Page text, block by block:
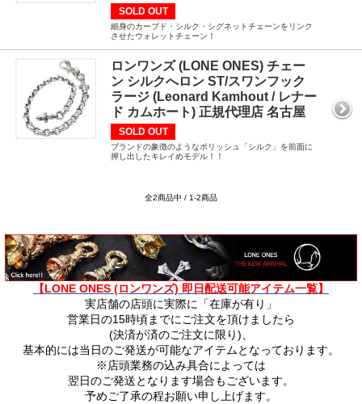
SOLD OUT
細身のカーブド・シルク・シグネットチェーンをリンク
させたウォレットチェーン！
ロンワンズ (LONE ONES) チェー
ン シルクへロン ST/スワンフック
ラージ (Leonard Kamhout / レナー
ド カムホート) 正規代理店 名古屋
SOLD OUT
ブランドの象徴のようなポリッシュ「シルク」を前面に
押し出したキレイめモデル！！
全2商品中 / 1-2商品
【LONE ONES (ロンワンズ) 即日配送可能アイテム一覧】
実店舗の店頭に実際に「在庫が有り」
営業日の15時頃までにご注文を頂けましたら
(決済が済のご注文に限り)、
基本的には当日のご発送が可能なアイテムとなっております。
※店頭業務の込み具合によっては
翌日のご発送となります場合もございます。
予めご了承の程お願い申し上げます。